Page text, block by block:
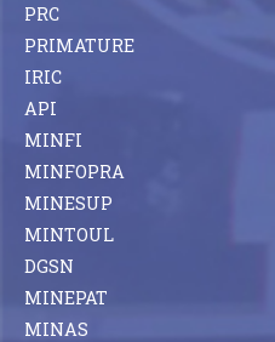
PRC
PRIMATURE
IRIC
API
MINFI
MINFOPRA
MINESUP
MINTOUL
DGSN
MINEPAT
MINAS